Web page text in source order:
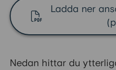
Ladda ner
Nedan hittar du